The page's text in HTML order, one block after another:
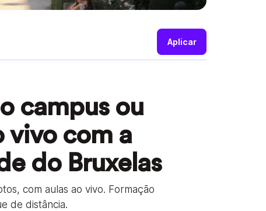
Aplicar
campus ou
vivo com a
do Bruxelas
com aulas ao vivo. Formação
de distância.